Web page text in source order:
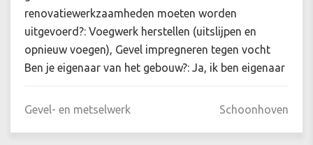
renovatiewerkzaamheden moeten worden
uitgevoerd?: Voegwerk herstellen (uitslijpen en
opnieuw voegen), Gevel impregneren tegen vocht
Ben je eigenaar van het gebouw?: Ja, ik ben eigenaar
Gevel- en metselwerk Schoonhoven